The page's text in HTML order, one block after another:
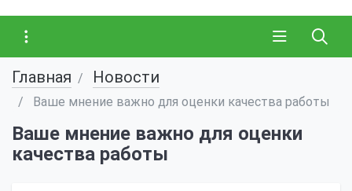
Главная Новости
Ваше мнение важно для оценки качества работы
Ваше мнение важно для оценки
качества работы